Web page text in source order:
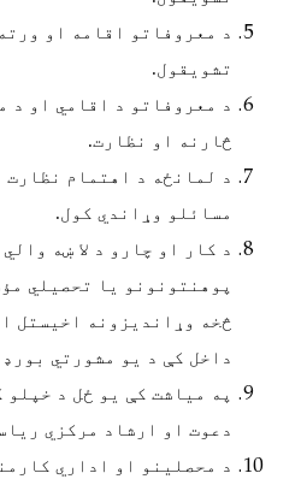
د معروفاتو اقامه او
تشویقول.
د معروفاتو د اقامي او د
څارنه او نظارت.
د لمانځه د اهتمام نظارت
مسائلو وړاندي کول.
د کار او چارو د لا ښه
پوهنتونونو یا تحصیلي
څخه وړاندیزونه اخیستل
داخل کې د یو مشورتي
په میاشت کې یو ځل د خپلو
دعوت او ارشاد مرکزي
د محصلینو او اداري